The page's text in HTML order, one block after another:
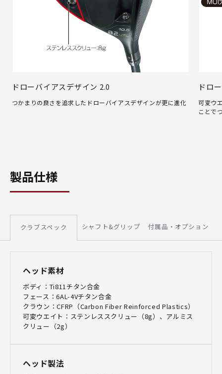
ドローバイアスデザイン 2.0
つかまりの良さを追求したドローバイアスデザインが更に進化
ドロ
可変ウ
ことで
製品仕様
クラブスペック シャフト&グリップ 付属品・オプション
ヘッド素材
ボディ：Ti811チタン合金
フェース：6AL-4Vチタン合金
クラウン：CFRP（Carbon Fiber Reinforced Plastics）
可変ウエイト：ステンレススクリュー（8g）、アルミス
クリュー（2g）
ヘッド製法